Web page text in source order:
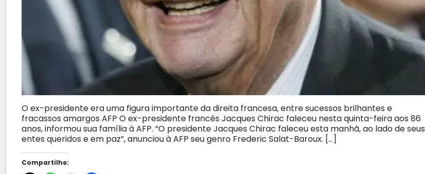
O ex-presidente era uma figura importante da direita francesa, entre sucessos brilhantes e
fracassos amargos AFP O ex-presidente francês Jacques Chirac faleceu nesta quinta-feira aos 86
anos, informou sua família à AFP. “O presidente Jacques Chirac faleceu esta manhã, ao lado de seus
entes queridos e em paz”, anunciou à AFP seu genro Frederic Salat-Baroux. […]
Compartilhe: